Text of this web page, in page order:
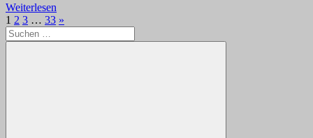
Weiterlesen
Seitennummerierung
der
1 2 3 … 33 Nächste
»
Suchen
nach: